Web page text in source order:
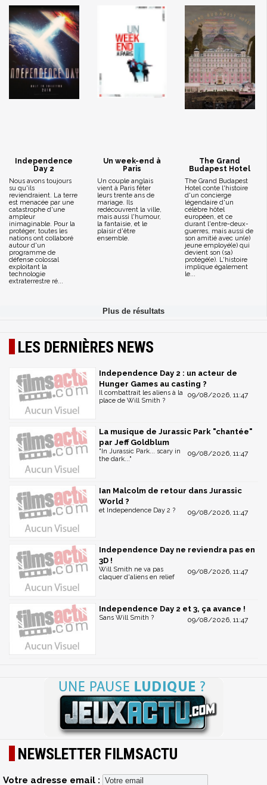
Independence
Day 2
Nous avons toujours
su qu'ils
reviendraient. La terre
est menacée par une
catastrophe d'une
ampleur
inimaginable. Pour la
protéger, toutes les
nations ont collaboré
autour d'un
programme de
défense colossal
exploitant la
technologie
extraterrestre ré...
Un week-end à
Paris
Un couple anglais
vient à Paris fêter
leurs trente ans de
mariage. Ils
redécouvrent la ville,
mais aussi l'humour,
la fantaisie, et le
plaisir d'être
ensemble.
The Grand
Budapest Hotel
The Grand Budapest
Hotel conte l'histoire
d'un concierge
légendaire d'un
célèbre hôtel
européen, et ce
durant l'entre-deux-
guerres, mais aussi de
son amitié avec un(e)
jeune employé(e) qui
devient son (sa)
protégé(e). L'histoire
implique également
le...
LES DERNIÈRES NEWS
Independence Day 2 : un acteur de
Hunger Games au casting ?
09/08/2026, 11:47
Il combattrait les aliens à la
place de Will Smith ?
La musique de Jurassic Park "chantée"
par Jeff Goldblum
09/08/2026, 11:47
"In Jurassic Park... scary in
the dark..."
Ian Malcolm de retour dans Jurassic
World ?
09/08/2026, 11:47
et Independence Day 2 ?
Independence Day ne reviendra pas en
3D !
09/08/2026, 11:47
Will Smith ne va pas
claquer d'aliens en relief
Independence Day 2 et 3, ça avance !
09/08/2026, 11:47
Sans Will Smith ?
NEWSLETTER FILMSACTU
Votre adresse email :